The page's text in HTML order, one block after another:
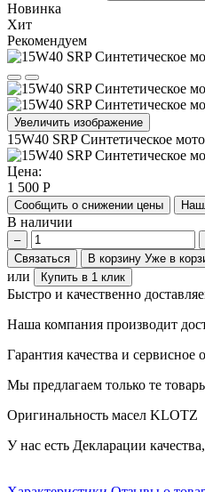
Новинка
Хит
Рекомендуем
Увеличить изображение
15W40 SRP Синтетическое
Цена:
1 500 Р
Сообщить о снижении цены
В наличии
–
Связаться
В корзину Уже в
или Купить в 1 клик
Быстро и качественно
Наша компания производит
Гарантия качества и сервисное
Мы предлагаем только те
Оригинальность масел KLOTZ
У нас есть Декларации